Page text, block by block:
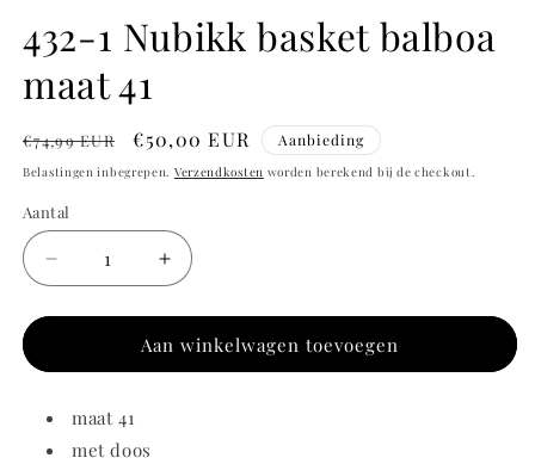
432-1 Nubikk basket balboa
maat 41
Normale
prijs
€74,99 EUR Aanbiedingsprijs
€50,00 EUR Aanbieding
Belastingen inbegrepen. Verzendkosten worden berekend bij de checkout.
Aantal
Aantal
Aantal
verlagen
voor
1
basket
balboa
Aantal
verhogen
voor
432-
1
Aan winkelwagen toevoegen
maat 41
met doos